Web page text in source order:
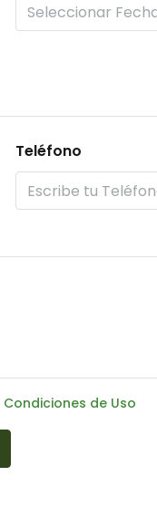
Teléfono
Condiciones de Uso